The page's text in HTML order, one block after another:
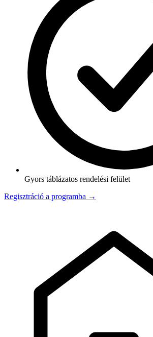
Gyors táblázatos rendelési felület
Regisztráció a programba →